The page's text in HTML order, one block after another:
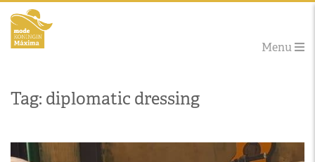
Menu
Tag: diplomatic dressing